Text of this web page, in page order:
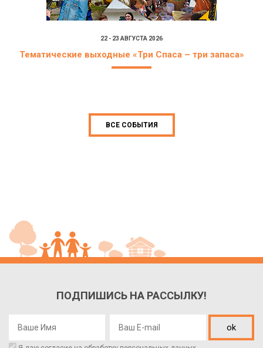
22 - 23 АВГУСТА 2026
Тематические выходные «Три Спаса – три запаса»
ВСЕ СОБЫТИЯ
ПОДПИШИСЬ НА РАССЫЛКУ!
ok